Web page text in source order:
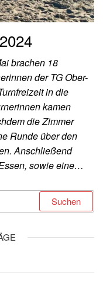
brachen 18
der TG Ober-
in die
kamen
die Zimmer
Runde über den
Anschließend
sowie eine…